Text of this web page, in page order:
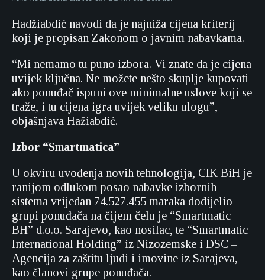
Hadžiabdić navodi da je najniža cijena kriterij
koji je propisan Zakonom o javnim nabavkama.
“Mi nemamo tu puno izbora. Vi znate da je cijena
uvijek ključna. Ne možete nešto skuplje kupovati
ako ponuđač ispuni ove minimalne uslove koji se
traže, i tu cijena igra uvijek veliku ulogu”,
objašnjava Hažiabdić.
Izbor “Smartmatica”
U okviru uvođenja novih tehnologija, CIK BiH je
ranijom odlukom posao nabavke izbornih
sistema vrijedan 74.527.455 maraka dodijelio
grupi ponuđača na čijem čelu je “Smartmatic
BH” d.o.o. Sarajevo, kao nosilac, te “Smartmatic
International Holding” iz Nizozemske i DSC –
Agencija za zaštitu ljudi i imovine iz Sarajeva,
kao članovi grupe ponuđača.